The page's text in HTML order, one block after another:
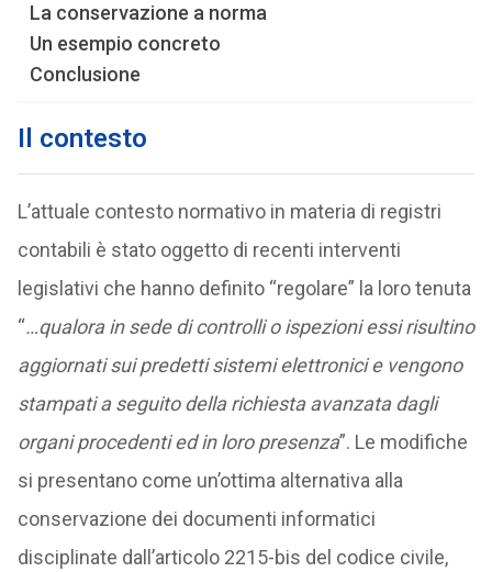
La conservazione a norma
Un esempio concreto
Conclusione
Il contesto
L’attuale contesto normativo in materia di registri
contabili è stato oggetto di recenti interventi
legislativi che hanno definito “regolare” la loro tenuta
“…qualora in sede di controlli o ispezioni essi risultino
aggiornati sui predetti sistemi elettronici e vengono
stampati a seguito della richiesta avanzata dagli
organi procedenti ed in loro presenza”. Le modifiche
si presentano come un’ottima alternativa alla
conservazione dei documenti informatici
disciplinate dall’articolo 2215-bis del codice civile,